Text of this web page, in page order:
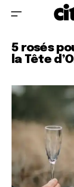
5 rosés
la Tête